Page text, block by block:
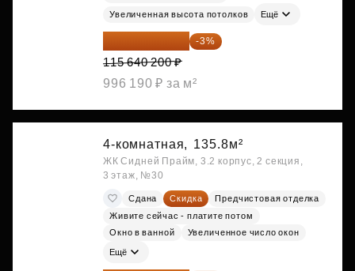
Увеличенная высота потолков Ещё
112 170 994 ₽ -3%
115 640 200 ₽
996 190 ₽ за м²
4-комнатная, 135.8м²
ЖК Сидней Прайм, 3.2 корпус, 2 секция,
3 этаж, №30
Сдана Скидка
Предчистовая отделка
Живите сейчас - платите потом
Окно в ванной
Увеличенное число окон
Ещё